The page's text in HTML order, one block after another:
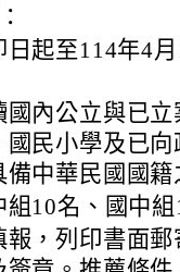
起至114年4
內公立與已
民小學及已
中華民國國
組10名、國中
，列印書面